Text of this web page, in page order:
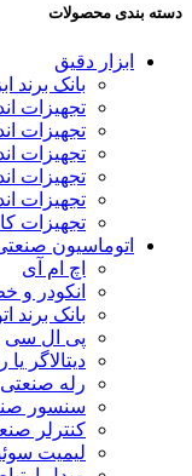
دسته بندی محصولات
ابزار دقیق
بانک برند
تجهیزات
تجهیزات
تجهیزات
تجهیزات
تجهیزات
تجهیزات
اتوماسیون
اچ ام آی
انکودر
بانک برند
پی ال سی
دیتالاگر یا
رله صنعتی
سنسور
کنترلر
لیمیت